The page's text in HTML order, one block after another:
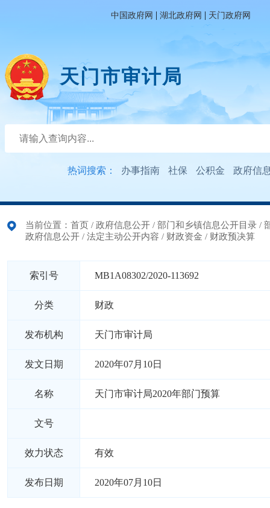
中国政府网 | 湖北政府网 | 天门政府网
天门市审计局
热词搜索： 办事指南 社保 公积金 政府信
当前位置： 首页 / 政府信息公开 / 部门和乡镇信息公开目录 /
政府信息公开 / 法定主动公开内容 / 财政资金 / 财政预决算
索引号 MB1A08302/2020-113692
分类 财政
发布机构 天门市审计局
发文日期 2020年07月10日
名称 天门市审计局2020年部门预算
文号
效力状态 有效
发布日期 2020年07月10日